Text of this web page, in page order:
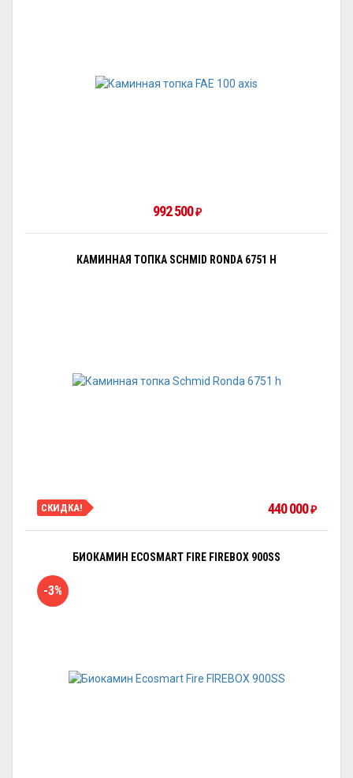
992 500 ₽
КАМИННАЯ ТОПКА SCHMID RONDA 6751 H
СКИДКА! 440 000 ₽
БИОКАМИН ECOSMART FIRE FIREBOX 900SS
-3%